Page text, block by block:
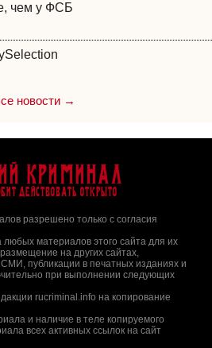
чем у ФСБ
новости →
Криминал
действовать открыто
разрешено только с согласия
материалов этого сайта для их
на других сайтах,
публикации в печатных изданиях и
при выполнении следующих
rucriminal.info на копирование
и наличие в теле копируемого
всех активных ссылок на сайт